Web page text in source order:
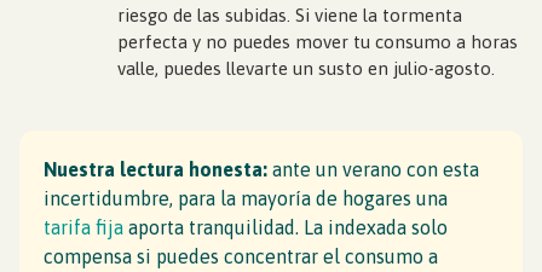
riesgo de las subidas. Si viene la tormenta
perfecta y no puedes mover tu consumo a horas
valle, puedes llevarte un susto en julio-agosto.
Nuestra lectura honesta: ante un verano con esta
incertidumbre, para la mayoría de hogares una
tarifa fija aporta tranquilidad. La indexada solo
compensa si puedes concentrar el consumo a